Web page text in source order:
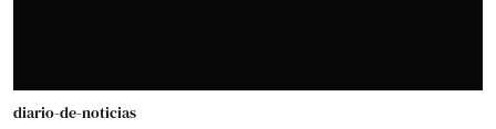
diario-de-noticias